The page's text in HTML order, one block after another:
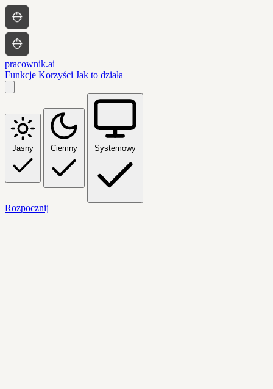
pracownik.ai
Funkcje Korzyści Jak to działa
Jasny Ciemny Systemowy
Rozpocznij